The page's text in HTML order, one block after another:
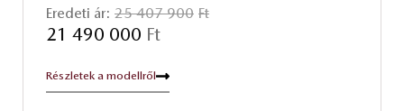
Eredeti ár: 25 407 900 Ft
21 490 000 Ft
Részletek a modellről